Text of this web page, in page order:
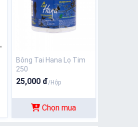
Bông Tai Hana Lọ Tim
250
25,000 đ/Hộp
Chọn mua